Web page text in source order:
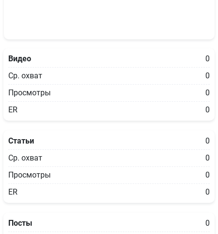
Видео
0
Ср. охват
0
Просмотры
0
ER
0
Статьи
0
Ср. охват
0
Просмотры
0
ER
0
Посты 0